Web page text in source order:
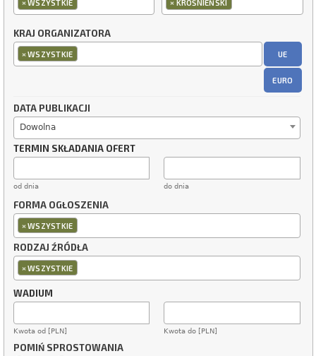
×WSZYSTKIE × KROŚNIEŃSKI
KRAJ ORGANIZATORA
×WSZYSTKIE UE
EURO
DATA PUBLIKACJI
Dowolna
TERMIN SKŁADANIA OFERT
od dnia do dnia
FORMA OGŁOSZENIA
×WSZYSTKIE
RODZAJ ŹRÓDŁA
×WSZYSTKIE
WADIUM
Kwota od [PLN] Kwota do [PLN]
POMIŃ SPROSTOWANIA